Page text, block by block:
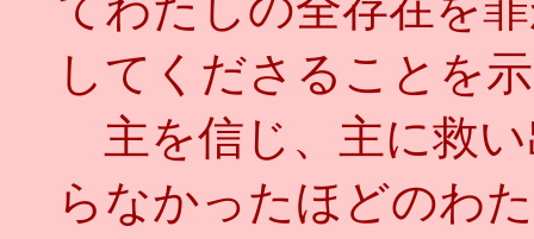
してくださることを
主を信じ、主に救
らなかったほどのわ